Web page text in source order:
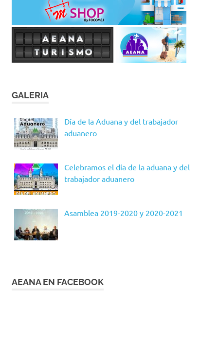
GALERIA
Día de la Aduana y del trabajador
aduanero
Celebramos el día de la aduana y del
trabajador aduanero
Asamblea 2019-2020 y 2020-2021
AEANA EN FACEBOOK